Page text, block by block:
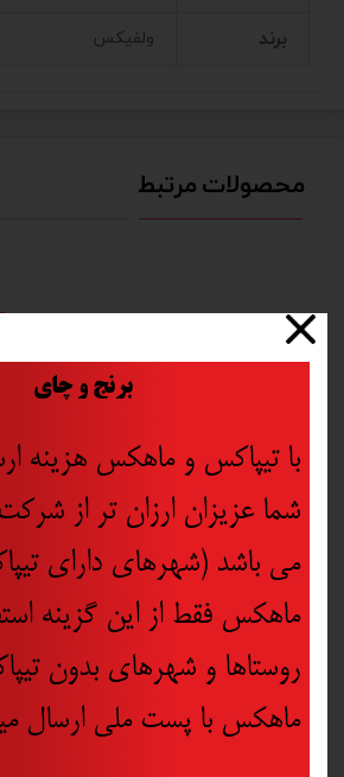
برند ولفیکس
محصولات مرتبط
برنج و چای
با تیپاکس و ماهکس هزینه
شما عزیزان ارزان تر از
می باشد (شهرهای دارای
ماهکس فقط از این گزینه
روستاها و شهرهای بدون
ماهکس با پست ملی ارسال